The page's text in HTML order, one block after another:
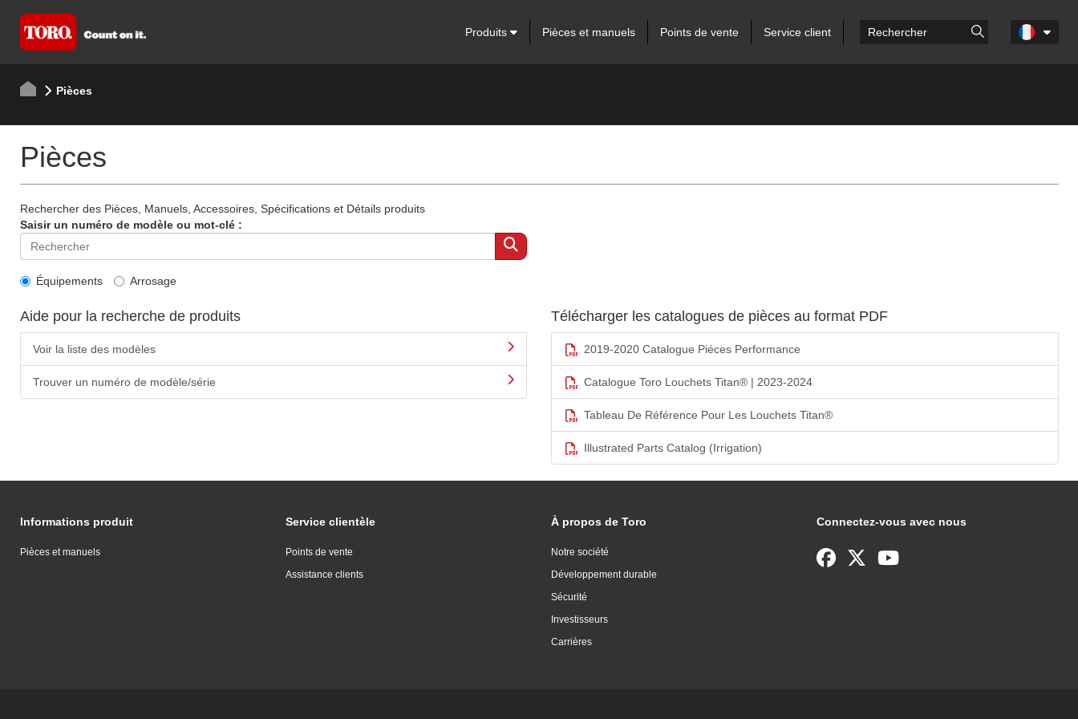
Produits Pièces et manuels Points de vente Service client
Pièces
Pièces
Rechercher des Pièces, Manuels, Accessoires, Spécifications et Détails produits
Saisir un numéro de modèle ou mot-clé :
Équipements Arrosage
Aide pour la recherche de produits
Voir la liste des modèles
Trouver un numéro de modèle/série
Télécharger les catalogues de pièces au format PDF
2019-2020 Catalogue Piéces Performance
Catalogue Toro Louchets Titan® | 2023-2024
Tableau De Référence Pour Les Louchets Titan®
Illustrated Parts Catalog (Irrigation)
Informations produit
Pièces et manuels
Service clientèle
Points de vente
Assistance clients
À propos de Toro
Notre société
Développement durable
Sécurité
Investisseurs
Carrières
Connectez-vous avec nous